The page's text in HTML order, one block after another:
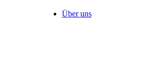
Über uns